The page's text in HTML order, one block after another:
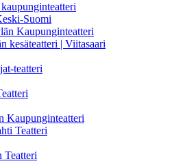
Suomi
Kaupunginteatteri
kesäteatteri | Viitasaari
teatteri
Kaupunginteatteri
Teatteri
Teatteri